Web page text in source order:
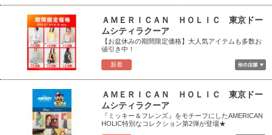
新着
ＡＭＥＲＩＣＡＮ ＨＯＬＩＣ 東京ドー
ムシティラクーア
【お盆休みの期間限定価格】大人気アイテムも多数お
値引き中！
ＡＭＥＲＩＣＡＮ ＨＯＬＩＣ 東京ドー
ムシティラクーア
『ミッキー＆フレンズ』をモチーフにしたAMERICAN
HOLIC特別なコレクション第2弾が登場★